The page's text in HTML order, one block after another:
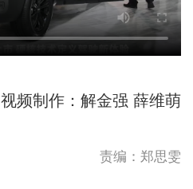
视频制作：解金强 薛维萌
责编：郑思雯